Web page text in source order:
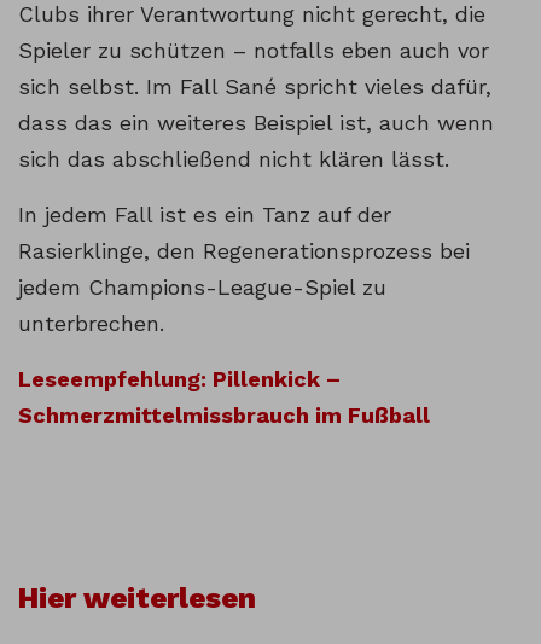
Clubs ihrer Verantwortung nicht gerecht, die
Spieler zu schützen – notfalls eben auch vor
sich selbst. Im Fall Sané spricht vieles dafür,
dass das ein weiteres Beispiel ist, auch wenn
sich das abschließend nicht klären lässt.
In jedem Fall ist es ein Tanz auf der
Rasierklinge, den Regenerationsprozess bei
jedem Champions-League-Spiel zu
unterbrechen.
Leseempfehlung: Pillenkick –
Schmerzmittelmissbrauch im Fußball
Hier weiterlesen